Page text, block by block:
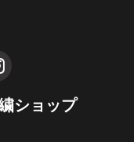
ショップ